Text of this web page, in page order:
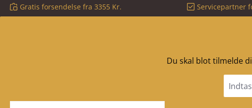
Gratis forsendelse fra 3355 Kr. Servicepartner
Du skal blot tilmelde
adresse